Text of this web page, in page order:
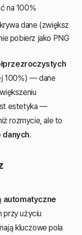
na 100%
dane (zwiększ
pobierz jako PNG
100%) — dane
estetyka —
rozmycie, ale to
.
automatyczne
przy użyciu
kluczowe pola